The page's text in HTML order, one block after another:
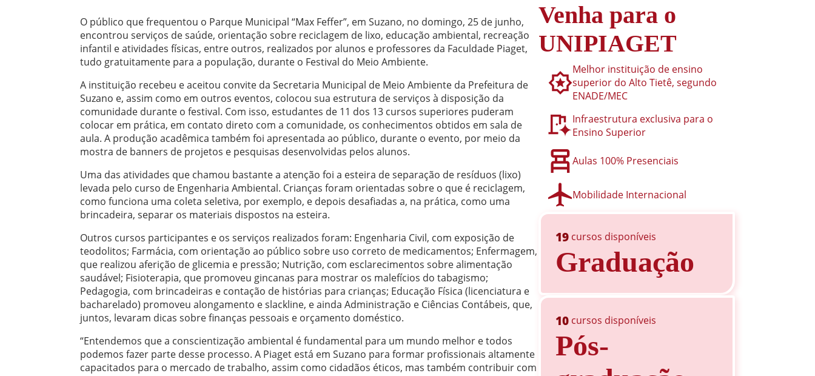
O público que frequentou o Parque Municipal “Max Feffer”, em Suzano, no domingo, 25 de junho,
encontrou serviços de saúde, orientação sobre reciclagem de lixo, educação ambiental, recreação
infantil e atividades físicas, entre outros, realizados por alunos e professores da Faculdade Piaget,
tudo gratuitamente para a população, durante o Festival do Meio Ambiente.
A instituição recebeu e aceitou convite da Secretaria Municipal de Meio Ambiente da Prefeitura de
Suzano e, assim como em outros eventos, colocou sua estrutura de serviços à disposição da
comunidade durante o festival. Com isso, estudantes de 11 dos 13 cursos superiores puderam
colocar em prática, em contato direto com a comunidade, os conhecimentos obtidos em sala de
aula. A produção acadêmica também foi apresentada ao público, durante o evento, por meio da
mostra de banners de projetos e pesquisas desenvolvidas pelos alunos.
Uma das atividades que chamou bastante a atenção foi a esteira de separação de resíduos (lixo)
levada pelo curso de Engenharia Ambiental. Crianças foram orientadas sobre o que é reciclagem,
como funciona uma coleta seletiva, por exemplo, e depois desafiadas a, na prática, como uma
brincadeira, separar os materiais dispostos na esteira.
Outros cursos participantes e os serviços realizados foram: Engenharia Civil, com exposição de
teodolitos; Farmácia, com orientação ao público sobre uso correto de medicamentos; Enfermagem,
que realizou aferição de glicemia e pressão; Nutrição, com esclarecimentos sobre alimentação
saudável; Fisioterapia, que promoveu gincanas para mostrar os malefícios do tabagismo;
Pedagogia, com brincadeiras e contação de histórias para crianças; Educação Física (licenciatura e
bacharelado) promoveu alongamento e slackline, e ainda Administração e Ciências Contábeis, que,
juntos, levaram dicas sobre finanças pessoais e orçamento doméstico.
“Entendemos que a conscientização ambiental é fundamental para um mundo melhor e todos
podemos fazer parte desse processo. A Piaget está em Suzano para formar profissionais altamente
capacitados para o mercado de trabalho, assim como cidadãos éticos, mas também contribuir com
Venha para o
UNIPIAGET
Melhor instituição de ensino
superior do Alto Tietê, segundo
ENADE/MEC
Infraestrutura exclusiva para o
Ensino Superior
Aulas 100% Presenciais
Mobilidade Internacional
19 cursos disponíveis
Graduação
10 cursos disponíveis
Pós-